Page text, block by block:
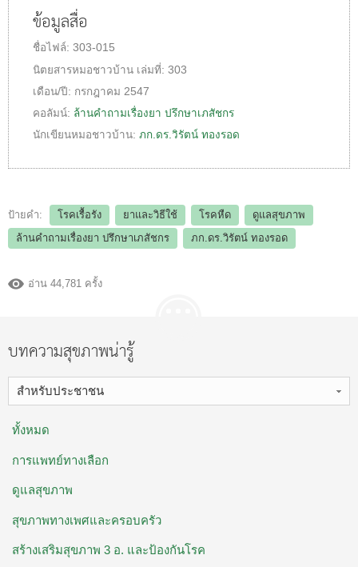
ข้อมูลสื่อ
ชื่อไฟล์: 303-015
นิตยสารหมอชาวบ้าน เล่มที่: 303
เดือน/ปี: กรกฎาคม 2547
คอลัมน์: ล้านคำถามเรื่องยา ปรึกษาเภสัชกร
นักเขียนหมอชาวบ้าน: ภก.ดร.วิรัตน์ ทองรอด
ป้ายคำ: โรคเรื้อรัง ยาและวิธีใช้ โรคหืด
ดูแลสุขภาพ
ล้านคำถามเรื่องยา ปรึกษาเภสัชกร
ภก.ดร.วิรัตน์ ทองรอด
อ่าน 44,781 ครั้ง
บทความสุขภาพน่ารู้
สำหรับประชาชน
ทั้งหมด
การแพทย์ทางเลือก
ดูแลสุขภาพ
สุขภาพทางเพศและครอบครัว
สร้างเสริมสุขภาพ 3 อ. ​และป้องกันโรค